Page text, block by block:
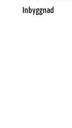
Inbyggnad